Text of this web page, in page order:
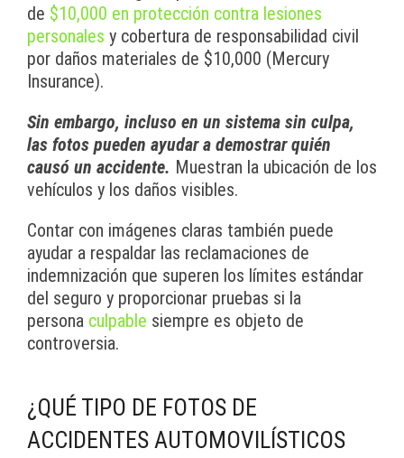
de $10,000 en protección contra lesiones
personales y cobertura de responsabilidad civil
por daños materiales de $10,000 (Mercury
Insurance).
Sin embargo, incluso en un sistema sin culpa,
las fotos pueden ayudar a demostrar quién
causó un accidente. Muestran la ubicación de los
vehículos y los daños visibles.
Contar con imágenes claras también puede
ayudar a respaldar las reclamaciones de
indemnización que superen los límites estándar
del seguro y proporcionar pruebas si la
persona culpable siempre es objeto de
controversia.
¿QUÉ TIPO DE FOTOS DE
ACCIDENTES AUTOMOVILÍSTICOS